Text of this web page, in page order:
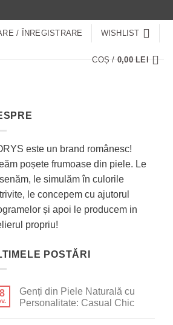
/ ÎNREGISTRARE WISHLIST
COȘ / 0,00 LEI
este un brand românesc!
poșete frumoase din piele. Le
le simulăm în culorile
le concepem cu ajutorul
și apoi le producem in
propriu!
POSTĂRI
Genți din Piele Naturală cu
Personalitate: Casual Chic